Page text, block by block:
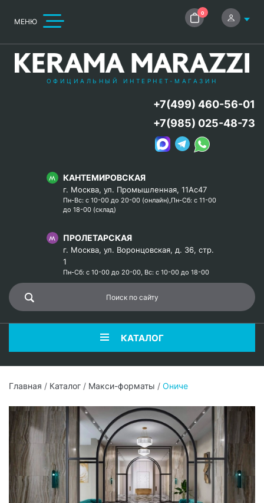
МЕНЮ
0
ОФИЦИАЛЬНЫЙ ИНТЕРНЕТ-МАГАЗИН
КАНТЕМИРОВСКАЯ
г. Москва, ул. Промышленная, 11Ас47
Пн-Вс: с 10-00 до 20-00 (онлайн),Пн-Сб: с 11-00
до 18-00 (склад)
ПРОЛЕТАРСКАЯ
г. Москва, ул. Воронцовская, д. 36, стр.
1
Пн-Сб: с 10-00 до 20-00, Вс: с 10-00 до 18-00
+7(499) 460-56-01
+7(985) 025-48-73
КАТАЛОГ
Главная / Каталог / Макси-форматы / Ониче